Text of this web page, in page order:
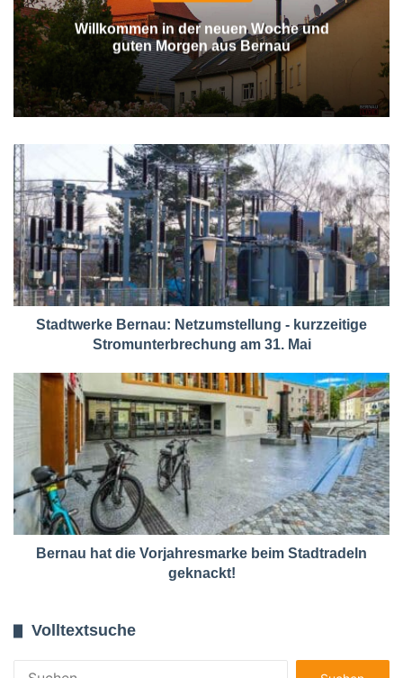
Willkommen in der neuen Woche und
guten Morgen aus Bernau
Stadtwerke Bernau: Netzumstellung - kurzzeitige
Stromunterbrechung am 31. Mai
Bernau hat die Vorjahresmarke beim Stadtradeln
geknackt!
Volltextsuche